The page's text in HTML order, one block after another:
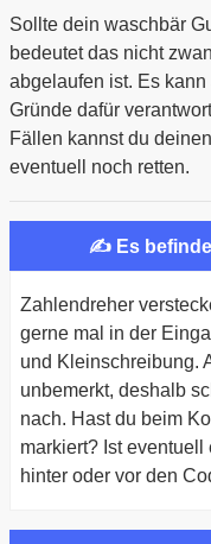
Sollte dein waschbär
bedeutet das nicht
abgelaufen ist. Es
Gründe dafür
Fällen kannst du
eventuell noch retten.
✍ Es
Zahlendreher
gerne mal in der
und Kleinschreibung.
unbemerkt, deshalb
nach. Hast du beim
markiert? Ist
hinter oder vor den